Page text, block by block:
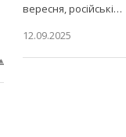
вересня, російські…
12.09.2025